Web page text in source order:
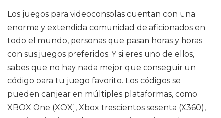
Los juegos para videoconsolas cuentan con una
enorme y extendida comunidad de aficionados en
todo el mundo, personas que pasan horas y horas
con sus juegos preferidos. Y si eres uno de ellos,
sabes que no hay nada mejor que conseguir un
código para tu juego favorito. Los códigos se
pueden canjear en múltiples plataformas, como
XBOX One (XOX), Xbox trescientos sesenta (X360),